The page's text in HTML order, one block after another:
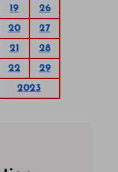
19
26
20
27
21
28
22
29
2023